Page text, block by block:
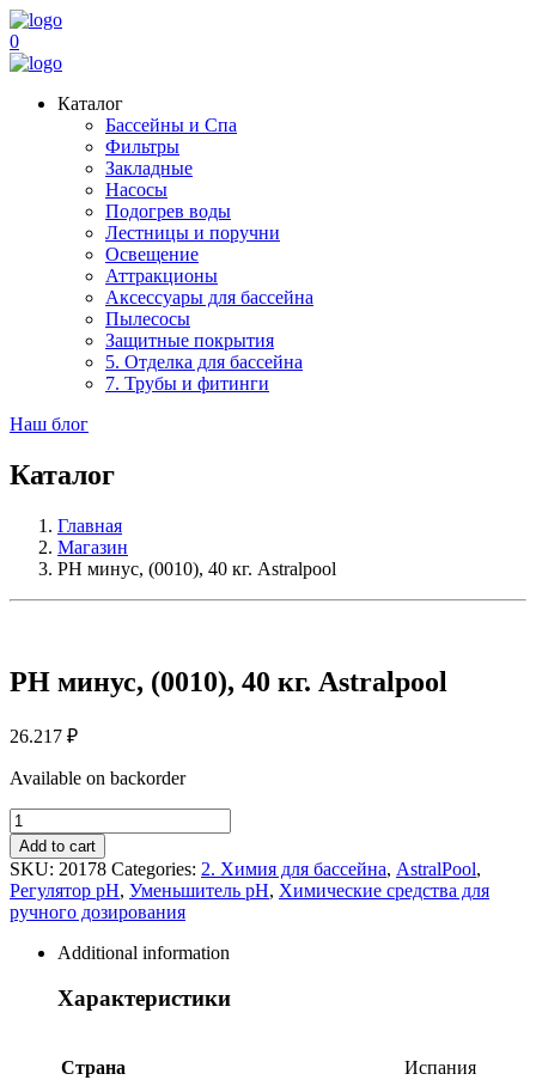
0
Каталог
Бассейны и Спа
Фильтры
Закладные
Насосы
Подогрев воды
Лестницы и поручни
Освещение
Аттракционы
Аксессуары для бассейна
Пылесосы
Защитные покрытия
5. Отделка для бассейна
7. Трубы и фитинги
Наш блог
Каталог
Главная
Магазин
PH минус, (0010), 40 кг. Astralpool
PH минус, (0010), 40 кг. Astralpool
26.217 ₽
Available on backorder
PH
минус,
(0010),
40
кг.
Astralpool
quantity
Add to cart
SKU: 20178 Categories: 2. Химия для бассейна, AstralPool,
Регулятор pH, Уменьшитель pH, Химические средства для
ручного дозирования
Additional information
Характеристики
Страна Испания